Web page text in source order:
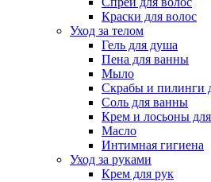
Краски для волос
Уход за телом
Гель для душа
Пена для ванны
Мыло
Скрабы и пилинги
Соль для ванны
Крем и лосьоны для
Масло
Интимная гигиена
Уход за руками
Крем для рук